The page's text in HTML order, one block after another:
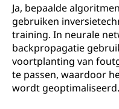
Ja, bepaalde
gebruiken
training. In neurale
backpropagatie
voortplanting van
te passen, waardoor
wordt geoptimaliseerd.